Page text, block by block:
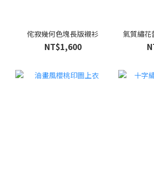
侘寂幾何色塊長版襯衫
NT$1,600
氣質繡花